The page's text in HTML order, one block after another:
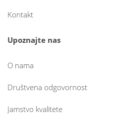
Kontakt
Upoznajte nas
O nama
Društvena odgovornost
Jamstvo kvalitete